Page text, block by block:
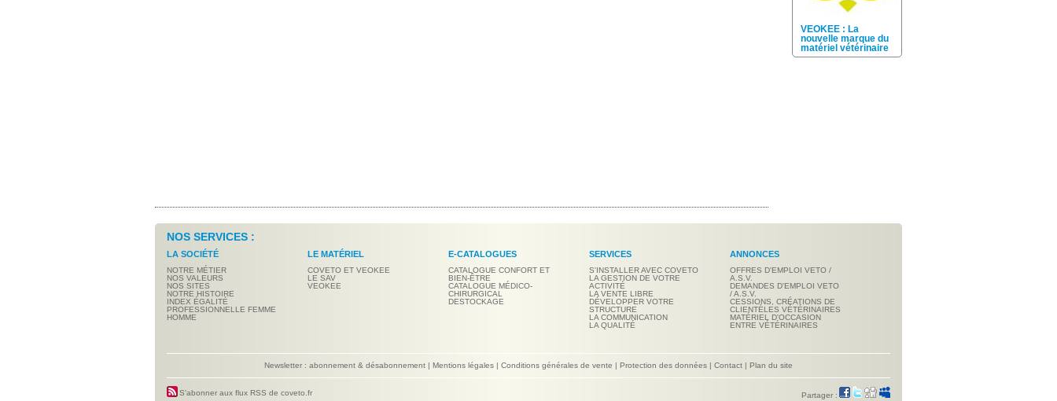
VEOKEE : La
nouvelle marque du
matériel vétérinaire
NOS SERVICES :
LA SOCIÉTÉ
NOTRE MÉTIER
NOS VALEURS
NOS SITES
NOTRE HISTOIRE
INDEX ÉGALITÉ
PROFESSIONNELLE FEMME
HOMME
LE MATÉRIEL
COVETO ET VEOKEE
LE SAV
VEOKEE
E-CATALOGUES
CATALOGUE CONFORT ET
BIEN-ÊTRE
CATALOGUE MÉDICO-
CHIRURGICAL
DESTOCKAGE
SERVICES
S'INSTALLER AVEC COVETO
LA GESTION DE VOTRE
ACTIVITÉ
LA VENTE LIBRE
DÉVELOPPER VOTRE
STRUCTURE
LA COMMUNICATION
LA QUALITÉ
ANNONCES
OFFRES D'EMPLOI VETO /
A.S.V.
DEMANDES D'EMPLOI VETO
/ A.S.V.
CESSIONS, CRÉATIONS DE
CLIENTÈLES VÉTÉRINAIRES
MATÉRIEL D'OCCASION
ENTRE VÉTÉRINAIRES
Newsletter : abonnement & désabonnement | Mentions légales | Conditions générales de vente | Protection des données | Contact | Plan du site
S'abonner aux flux RSS de coveto.fr Partager :